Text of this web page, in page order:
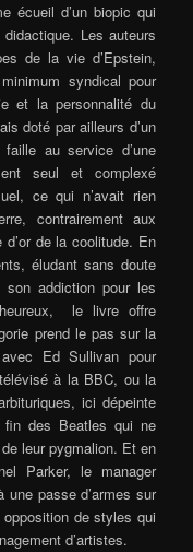
écueil d’un biopic qui
Les auteurs
de la vie d’Epstein,
syndical pour
et la personnalité du
doté par ailleurs d’un
au service d’une
seul et complexé
ce qui n’avait rien
contrairement aux
d’or de la coolitude. En
éludant sans doute
addiction pour les
le livre offre
prend le pas sur la
Ed Sullivan pour
à la BBC, ou la
ici dépeinte
fin des Beatles qui ne
leur pygmalion. Et en
Parker, le manager
passe d’armes sur
de styles qui
d’artistes.